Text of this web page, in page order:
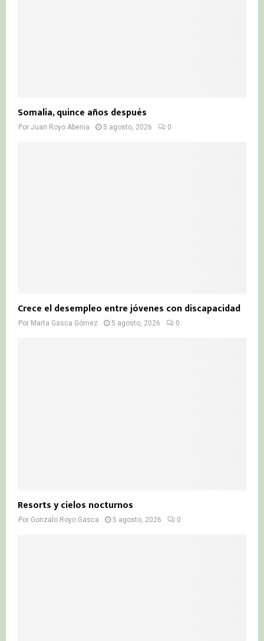
Somalia, quince años después
Por Juan Royo Abenia 5 agosto, 2026 0
Crece el desempleo entre jóvenes con discapacidad
Por Marta Gasca Gómez 5 agosto, 2026 0
Resorts y cielos nocturnos
Por Gonzalo Royo Gasca 5 agosto, 2026 0